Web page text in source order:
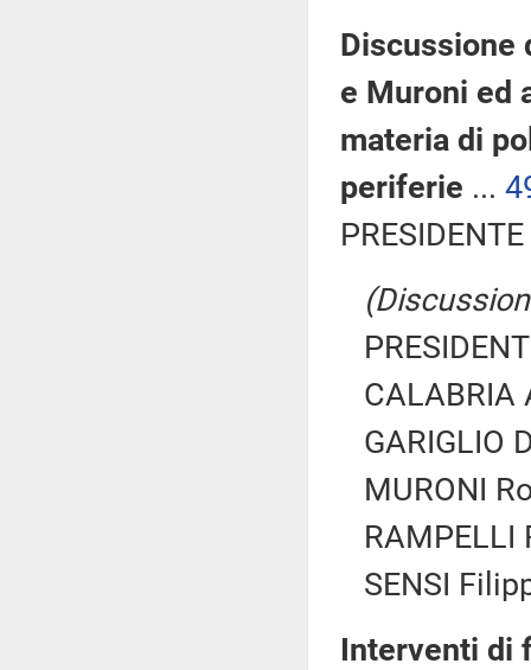
Discussione
e Muroni ed
materia di
periferie ...
GARIGLIO
MURONI
RAMPELLI
SENSI
Interventi di